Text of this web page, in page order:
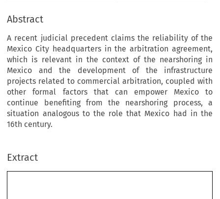
Abstract
A recent judicial precedent claims the reliability of the
Mexico City headquarters in the arbitration agreement,
which is relevant in the context of the nearshoring in
Mexico and the development of the infrastructure
projects related to commercial arbitration, coupled with
other formal factors that can empower Mexico to
continue benefiting from the nearshoring process, a
situation analogous to the role that Mexico had in the
16th century.
Extract